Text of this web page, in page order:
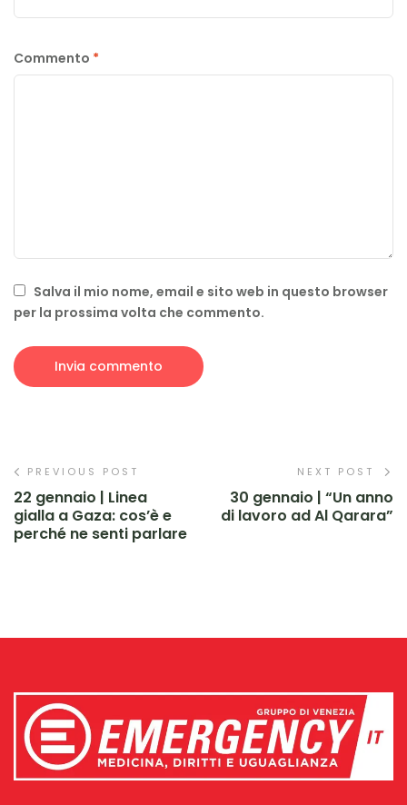
Commento *
Salva il mio nome, email e sito web in questo browser
per la prossima volta che commento.
PREVIOUS POST
22 gennaio | Linea
gialla a Gaza: cos’è e
perché ne senti parlare
NEXT POST
30 gennaio | “Un anno
di lavoro ad Al Qarara”